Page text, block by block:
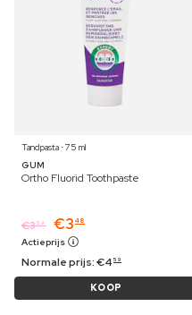
Tandpasta ⋅ 75 ml
GUM
Ortho Fluorid Toothpaste
€359 €3 48
Actieprijs
Normale prijs:€4 59
KOOP